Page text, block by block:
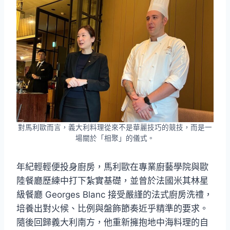
對馬利歐而言，義大利料理從來不是華麗技巧的競技，而是一
場關於「相聚」的儀式。
年紀輕輕便投身廚房，馬利歐在專業廚藝學院與歐
陸餐廳歷練中打下紮實基礎，並曾於法國米其林星
級餐廳 Georges Blanc 接受嚴謹的法式廚房洗禮，
培養出對火候、比例與盤飾節奏近乎精準的要求。
隨後回歸義大利南方，他重新擁抱地中海料理的自